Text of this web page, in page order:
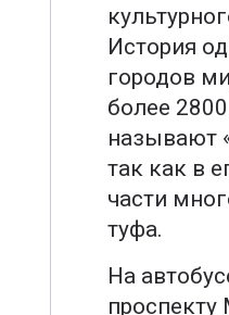
История
городов
более
называют
так как в
части
туфа.
На